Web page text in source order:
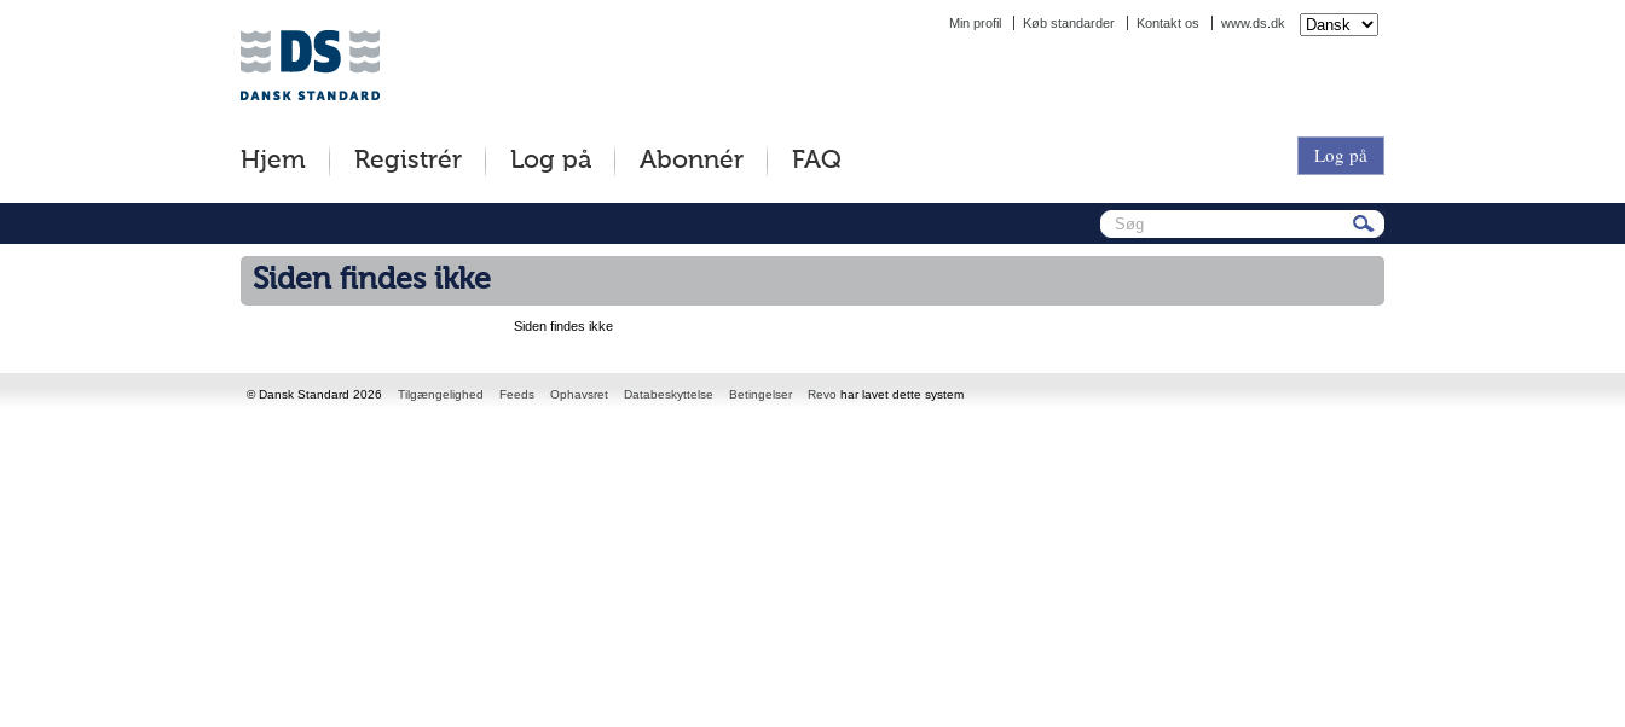
Min profil Køb standarder Kontakt os www.ds.dk
Hjem Registrér Log på Abonnér FAQ Log på
Siden findes ikke
Siden findes ikke
© Dansk Standard 2026 Tilgængelighed Feeds Ophavsret Databeskyttelse Betingelser Revo har lavet dette system